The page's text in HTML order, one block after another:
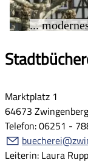
...
Marktplatz 1
64673 Zwingenberg
Telefon: 06251 -
Leiterin: Laura Rupp